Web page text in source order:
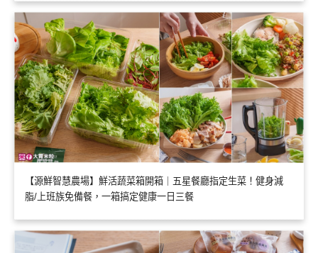
【源鮮智慧農場】鮮活蔬菜箱開箱｜五星餐廳指定生菜！健身減
脂/上班族免備餐，一箱搞定健康一日三餐